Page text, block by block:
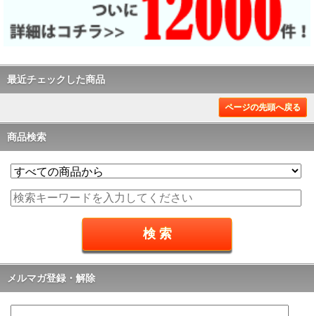
最近チェックした商品
ページの先頭へ戻る
商品検索
メルマガ登録・解除